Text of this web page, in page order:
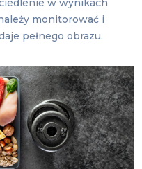
w wynikach
monitorować i
pełnego obrazu.